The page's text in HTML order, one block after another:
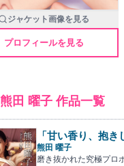
ジャケット画像を見る
プロフィールを見る
熊田 曜子 作品一覧
「甘い香り、抱き
熊田 曜子
磨き抜かれた究極プロ